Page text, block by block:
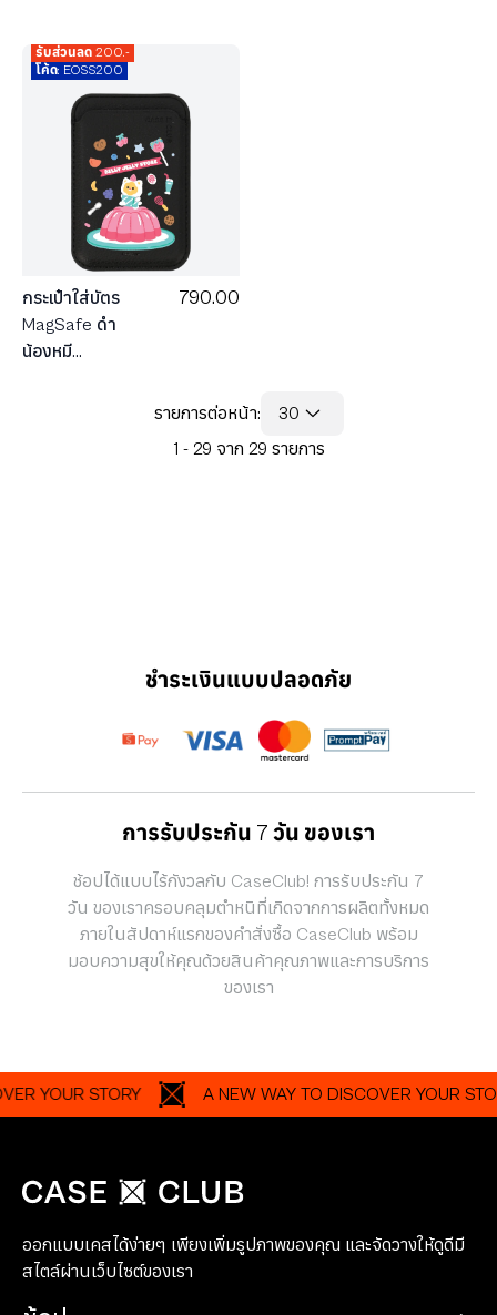
รับส่วนลด 200.-
โค้ด: EOSS200
กระเป๋าใส่บัตร
MagSafe ดำ
น้องหมี
790.00
1 - 29 จาก 29 รายการ
รายการต่อหน้า: 30
ชำระเงินแบบปลอดภัย
การรับประกัน 7 วัน ของเรา
ช้อปได้แบบไร้กังวลกับ CaseClub! การรับประกัน 7
วัน ของเราครอบคลุมตำหนิที่เกิดจากการผลิตทั้งหมด
ภายในสัปดาห์แรกของคำสั่งซื้อ CaseClub พร้อม
มอบความสุขให้คุณด้วยสินค้าคุณภาพและการบริการ
ของเรา
STORY A NEW WAY TO DISCOVER YOUR STORY
ออกแบบเคสได้ง่ายๆ เพียงเพิ่มรูปภาพของคุณ และจัดวางให้ดูดีมี
สไตล์ผ่านเว็บไซต์ของเรา